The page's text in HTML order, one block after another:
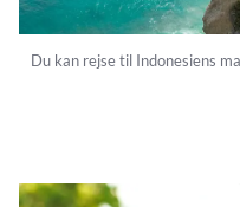
Du kan rejse til Indonesiens